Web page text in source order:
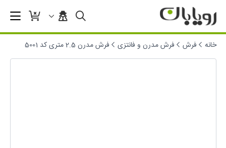
خانه فرش فرش مدرن و فانتزی فرش مدرن 2.5 متری کد 5001